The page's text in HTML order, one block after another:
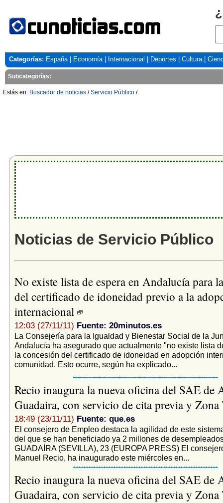
Categorías: España| Economía| Internacional Deportes Cultura|
Subcategorías:
Estás en: Buscador de noticias /Servicio Público /
Noticias de Servicio Público
No existe lista de espera en Andalucía para
del certificado de idoneidad previo a la
internacional
12:03 (27/11/11) Fuente: 20minutos.es
La Consejería para la Igualdad y Bienestar Social de la
Andalucía ha asegurado que actualmente "no existe lista
la concesión del certificado de idoneidad en adopción
comunidad. Esto ocurre, según ha explicado...
Recio inaugura la nueva oficina del SAE de
Guadaira, con servicio de cita previa y
18:49 (23/11/11) Fuente: que.es
El consejero de Empleo destaca la agilidad de este
del que se han beneficiado ya 2 millones de
GUADAÍRA (SEVILLA), 23 (EUROPA PRESS) El
Manuel Recio, ha inaugurado este miércoles en...
Recio inaugura la nueva oficina del SAE de
Guadaira, con servicio de cita previa y